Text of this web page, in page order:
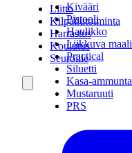
Kivääri
Pistooli
Haulikko
Liikkuva maali
Practical
Siluetti
Kasa-ammunta
Mustaruuti
PRS
Liitto
Kilpailutoiminta
Harrastus
Koulutus
Seuroille